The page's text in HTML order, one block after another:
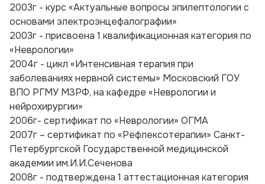
2003г - курс «Актуальные вопросы эпилептологии с
основами электроэнцефалографии»
2003г - присвоена 1 квалификационная категория по
«Неврологии»
2004г - цикл «Интенсивная терапия при
заболеваниях нервной системы» Московский ГОУ
ВПО РГМУ МЗРФ, на кафедре «Неврологии и
нейрохирургии»
2006г- сертификат по «Неврологии» ОГМА
2007г – сертификат по «Рефлексотерапии» Санкт-
Петербургской Государственной медицинской
академии им.И.И.Сеченова
2008г - подтверждена 1 аттестационная категория